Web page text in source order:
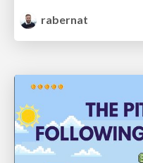
rabernat